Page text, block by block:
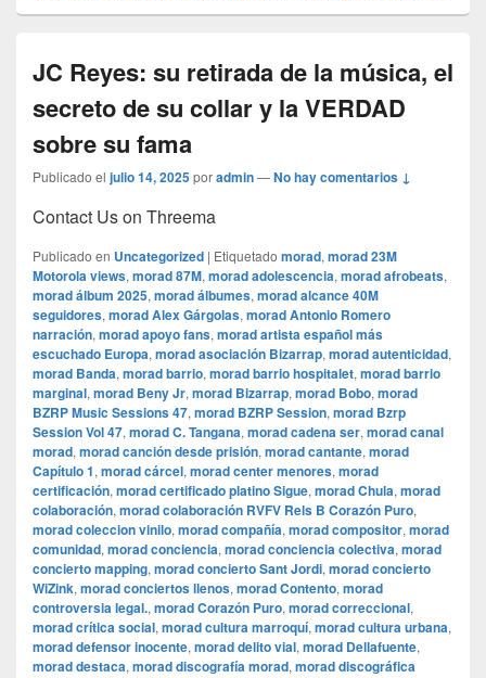
JC Reyes: su retirada de la música, el
secreto de su collar y la VERDAD
sobre su fama
Publicado el julio 14, 2025poradmin—No hay comentarios ↓
Contact Us on Threema
Publicado en Uncategorized | Etiquetado morad, morad 23M
Motorola views, morad 87M, morad adolescencia, morad afrobeats,
morad álbum 2025, morad álbumes, morad alcance 40M
seguidores, morad Alex Gárgolas, morad Antonio Romero
narración, morad apoyo fans, morad artista español más
escuchado Europa, morad asociación Bizarrap, morad autenticidad,
morad Banda, morad barrio, morad barrio hospitalet, morad barrio
marginal, morad Beny Jr, morad Bizarrap, morad Bobo, morad
BZRP Music Sessions 47, morad BZRP Session, morad Bzrp
Session Vol 47, morad C. Tangana, morad cadena ser, morad canal
morad, morad canción desde prisión, morad cantante, morad
Capítulo 1, morad cárcel, morad center menores, morad
certificación, morad certificado platino Sigue, morad Chula, morad
colaboración, morad colaboración RVFV Rels B Corazón Puro,
morad coleccion vinilo, morad compañía, morad compositor, morad
comunidad, morad conciencia, morad conciencia colectiva, morad
concierto mapping, morad concierto Sant Jordi, morad concierto
WiZink, morad conciertos llenos, morad Contento, morad
controversia legal., morad Corazón Puro, morad correccional,
morad crítica social, morad cultura marroquí, morad cultura urbana,
morad defensor inocente, morad delito vial, morad Dellafuente,
morad destaca, morad discografía morad, morad discográfica